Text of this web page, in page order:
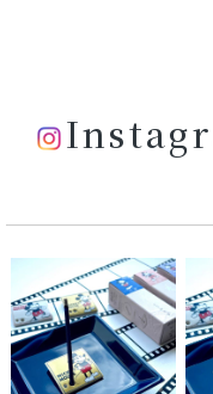
#mickeymouse #ディ
ズニー #disney #雪柳
ックス #relux #銀座 #
#kawaii #wa #和